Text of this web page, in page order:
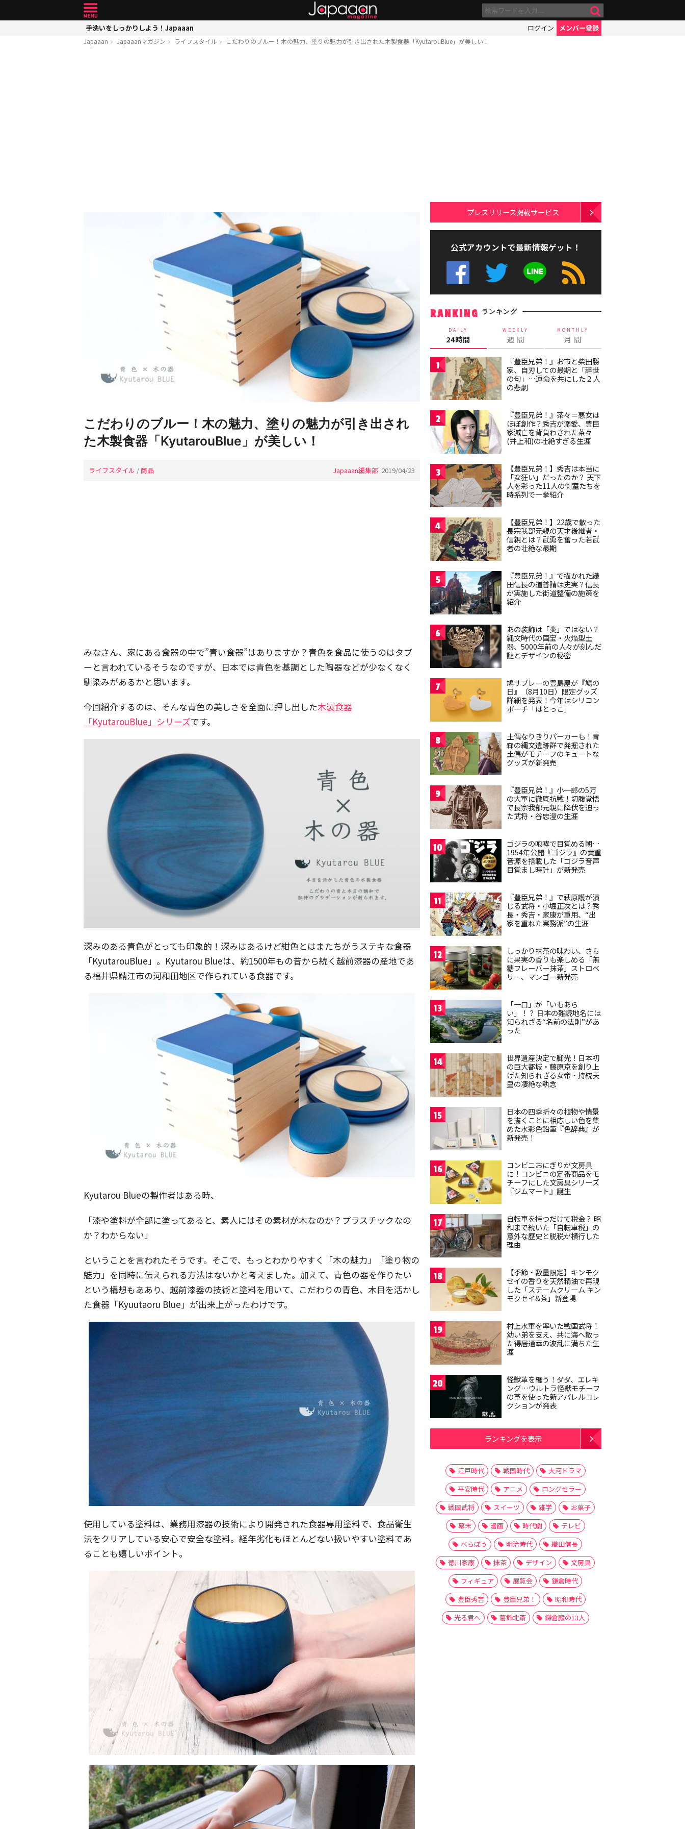
手洗いをしっかりしよう！Japaaan ログイン メンバー登録
Japaaan Japaaanマガジン ライフスタイル こだわりのブルー！木の魅力、塗りの魅力が引き出された木製食器「KyutarouBlue」が美しい！
こだわりのブルー！木の魅力、塗りの魅力が引き出され
た木製食器「KyutarouBlue」が美しい！
ライフスタイル / 商品 Japaaan編集部 2019/04/23
みなさん、家にある食器の中で”青い食器”はありますか？青色を食品に使うのはタブ
ーと言われているそうなのですが、日本では青色を基調とした陶器などが少なくなく
馴染みがあるかと思います。
今回紹介するのは、そんな青色の美しさを全面に押し出した木製食器
「KyutarouBlue」シリーズです。
深みのある青色がとっても印象的！深みはあるけど紺色とはまたちがうステキな食器
「KyutarouBlue」。Kyutarou Blueは、約1500年もの昔から続く越前漆器の産地であ
る福井県鯖江市の河和田地区で作られている食器です。
Kyutarou Blueの製作者はある時、
「漆や塗料が全部に塗ってあると、素人にはその素材が木なのか？プラスチックなの
か？わからない」
ということを言われたそうです。そこで、もっとわかりやすく「木の魅力」「塗り物の
魅力」を同時に伝えられる方法はないかと考えました。加えて、青色の器を作りたい
という構想もああり、越前漆器の技術と塗料を用いて、こだわりの青色、木目を活かし
た食器「Kyuutaoru Blue」が出来上がったわけです。
使用している塗料は、業務用漆器の技術により開発された食器専用塗料で、食品衛生
法をクリアしている安心で安全な塗料。経年劣化もほとんどない扱いやすい塗料であ
ることも嬉しいポイント。
プレスリリース掲載サービス
公式アカウントで最新情報ゲット！
RANKING ランキング
DAILY
24時間
WEEKLY
週 間
MONTHLY
月 間
1
『豊臣兄弟！』お市と柴田勝
家、自刃しての最期と「辞世
の句」…運命を共にした２人
の悲劇
2
『豊臣兄弟！』茶々＝悪女は
ほぼ創作？秀吉が溺愛、豊臣
家滅亡を背負わされた茶々
(井上和)の壮絶すぎる生涯
3
【豊臣兄弟！】秀吉は本当に
「女狂い」だったのか？ 天下
人を彩った11人の側室たちを
時系列で一挙紹介
4
【豊臣兄弟！】22歳で散った
長宗我部元親の天才後継者・
信親とは？武勇を奮った若武
者の壮絶な最期
5
『豊臣兄弟！』で描かれた織
田信長の道普請は史実？信長
が実施した街道整備の施策を
紹介
6
あの装飾は「炎」ではない？
縄文時代の国宝・火焔型土
器、5000年前の人々が刻んだ
謎とデザインの秘密
7
鳩サブレーの豊島屋が『鳩の
日』（8月10日）限定グッズ
詳細を発表！今年はシリコン
ポーチ「はとっこ」
8
土偶なりきりパーカーも！青
森の縄文遺跡群で発掘された
土偶がモチーフのキュートな
グッズが新発売
9
『豊臣兄弟！』小一郎の5万
の大軍に徹底抗戦！切腹覚悟
で長宗我部元親に降伏を迫っ
た武将・谷忠澄の生涯
10
ゴジラの咆哮で目覚める朝…
1954年公開『ゴジラ』の貴重
音源を搭載した「ゴジラ音声
目覚まし時計」が新発売
11
『豊臣兄弟！』で萩原護が演
じる武将・小堀正次とは？秀
長・秀吉・家康が重用、“出
家を重ねた実務派”の生涯
12
しっかり抹茶の味わい、さら
に果実の香りも楽しめる「無
糖フレーバー抹茶」ストロベ
リー、マンゴー新発売
13
「一口」が「いもあら
い」！？ 日本の難読地名には
知られざる“名前の法則”があ
った
14
世界遺産決定で脚光！日本初
の巨大都城・藤原京を創り上
げた知られざる女帝・持統天
皇の凄絶な執念
15
日本の四季折々の植物や情景
を描くことに相応しい色を集
めた水彩色鉛筆『色辞典』が
新発売！
16
コンビニおにぎりが文房具
に！コンビニの定番商品をモ
チーフにした文房具シリーズ
『ジムマート』誕生
17
自転車を持つだけで税金？ 昭
和まで続いた「自転車税」の
意外な歴史と脱税が横行した
理由
18
【季節・数量限定】キンモク
セイの香りを天然精油で再現
した「スチームクリーム キン
モクセイ&茶」新登場
19
村上水軍を率いた戦国武将！
幼い弟を支え、共に海へ散っ
た得居通幸の波乱に満ちた生
涯
20
怪獣革を纏う！ダダ、エレキ
ング…ウルトラ怪獣モチーフ
の革を使った新アパレルコレ
クションが発表
ランキングを表示
江戸時代 戦国時代
大河ドラマ
平安時代
アニメ
ロングセラー
戦国武将
スイーツ 雑学
お菓子
幕末
漫画 時代劇
テレビ
べらぼう
明治時代
織田信長
徳川家康
抹茶 デザイン
文房具
フィギュア
展覧会
鎌倉時代
豊臣秀吉
豊臣兄弟！
昭和時代
光る君へ
葛飾北斎 鎌倉殿の13人